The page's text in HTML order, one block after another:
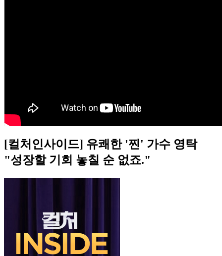
[컬처인사이드] 유쾌한 '찐' 가수 영탁
"성장할 기회 놓칠 순 없죠."